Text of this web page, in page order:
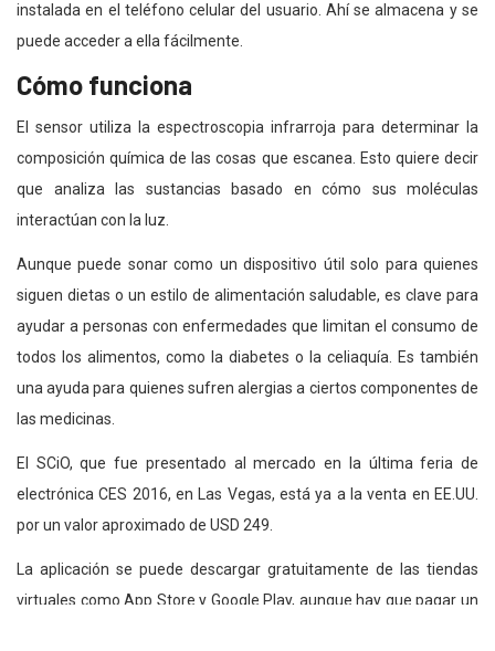
instalada en el teléfono celular del usuario. Ahí se almacena y se
puede acceder a ella fácilmente.
Cómo funciona
El sensor utiliza la espectroscopia infrarroja para determinar la
composición química de las cosas que escanea. Esto quiere decir
que analiza las sustancias basado en cómo sus moléculas
interactúan con la luz.
Aunque puede sonar como un dispositivo útil solo para quienes
siguen dietas o un estilo de alimentación saludable, es clave para
ayudar a personas con enfermedades que limitan el consumo de
todos los alimentos, como la diabetes o la celiaquía. Es también
una ayuda para quienes sufren alergias a ciertos componentes de
las medicinas.
El SCiO, que fue presentado al mercado en la última feria de
electrónica CES 2016, en Las Vegas, está ya a la venta en EE.UU.
por un valor aproximado de USD 249.
La aplicación se puede descargar gratuitamente de las tiendas
virtuales como App Store y Google Play, aunque hay que pagar un